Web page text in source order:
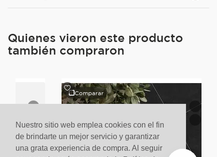
Nuestro sitio web emplea cookies con el fin
de brindarte un mejor servicio y garantizar
una grata experiencia de compra. Al seguir
Quienes vieron este producto
también compraron
Comparar